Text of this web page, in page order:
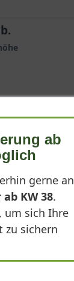
saftig
ab KW43
257,90 €
ab
gerne an
KW 38.
um sich Ihre
zu sichern